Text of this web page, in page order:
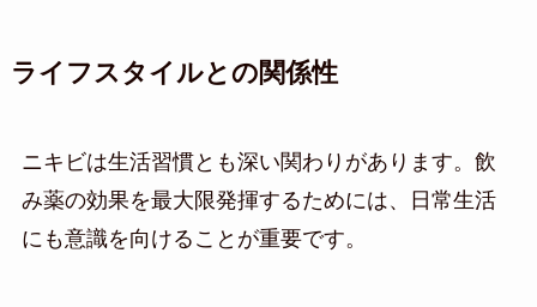
ライフスタイルとの関係性
ニキビは生活習慣とも深い関わりがあります。飲
み薬の効果を最大限発揮するためには、日常生活
にも意識を向けることが重要です。